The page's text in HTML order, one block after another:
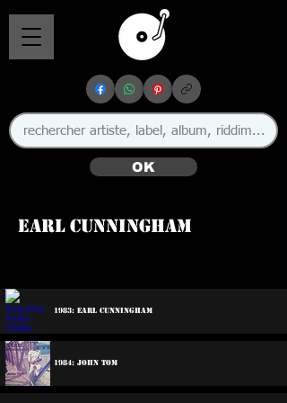
OK
Earl Cunningham
1983: Earl Cunningham
1984: John Tom